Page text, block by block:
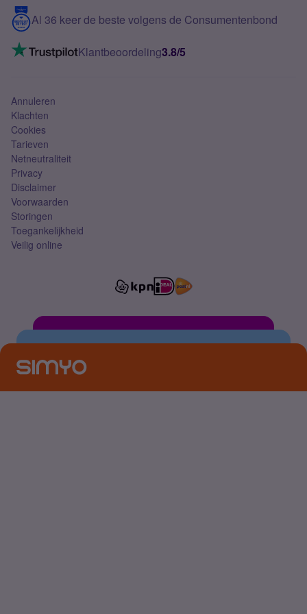
5G internet
Mobiel internet
Mobiel abonnement
Contact
VoLTE 4G bellen
Al 36 keer de beste volgens de Consumentenbond
Klantbeoordeling3.8/5
Annuleren
Klachten
Cookies
Tarieven
Netneutraliteit
Privacy
Disclaimer
Voorwaarden
Storingen
Toegankelijkheid
Veilig online